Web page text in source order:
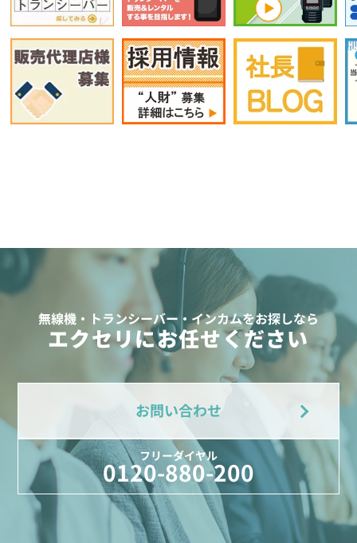
無線機・トランシーバー・インカムをお探しなら
エクセリにお任せください
お問い合わせ
フリーダイヤル
0120-880-200